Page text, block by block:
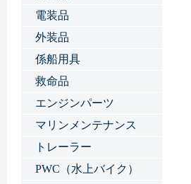
電装品
外装品
係船用具
救命品
エンジンパーツ
マリンメンテナンス
トレーラー
PWC（水上バイク）